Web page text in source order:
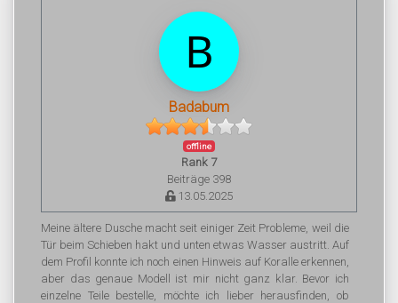
Badabum
offline
Rank 7
Beiträge 398
13.05.2025
Meine ältere Dusche macht seit einiger Zeit Probleme, weil die
Tür beim Schieben hakt und unten etwas Wasser austritt. Auf
dem Profil konnte ich noch einen Hinweis auf Koralle erkennen,
aber das genaue Modell ist mir nicht ganz klar. Bevor ich
einzelne Teile bestelle, möchte ich lieber herausfinden, ob